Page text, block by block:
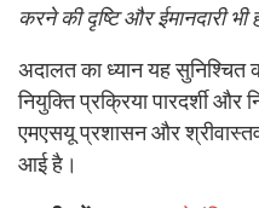
करने की दृष्टि और ईमानदारी भी
अदालत का ध्यान यह
नियुक्ति प्रक्रिया पारदर्शी
एमएसयू प्रशासन और
आई है।